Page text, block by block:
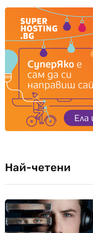
Най-четени